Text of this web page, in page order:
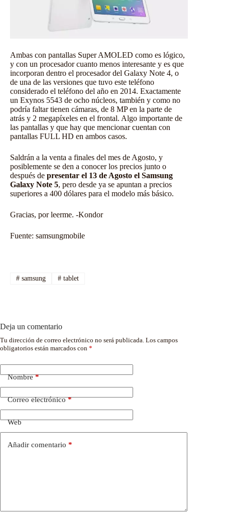
Ambas con pantallas Super AMOLED como es lógico,
y con un procesador cuanto menos interesante y es que
incorporan dentro el procesador del Galaxy Note 4, o
de una de las versiones que tuvo este teléfono
considerado el teléfono del año en 2014. Exactamente
un Exynos 5543 de ocho núcleos, también y como no
podría faltar tienen cámaras, de 8 MP en la parte de
atrás y 2 megapíxeles en el frontal. Algo importante de
las pantallas y que hay que mencionar cuentan con
pantallas FULL HD en ambos casos.
Saldrán a la venta a finales del mes de Agosto, y
posiblemente se den a conocer los precios junto o
después de presentar el 13 de Agosto el Samsung
Galaxy Note 5, pero desde ya se apuntan a precios
superiores a 400 dólares para el modelo más básico.
Gracias, por leerme. -Kondor
Fuente: samsungmobile
#samsung #tablet
Deja un comentario
Tu dirección de correo electrónico no será publicada. Los campos
obligatorios están marcados con *
Nombre*
Correo electrónico*
Web
Añadir comentario *